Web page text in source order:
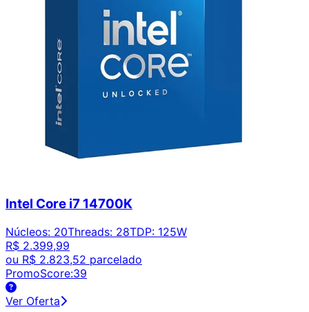
Intel Core i7 14700K
Núcleos: 20Threads: 28TDP: 125W
R$ 2.399,99
ou R$ 2.823,52 parcelado
PromoScore:39
Ver Oferta